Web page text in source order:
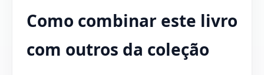
Como combinar este livro
com outros da coleção